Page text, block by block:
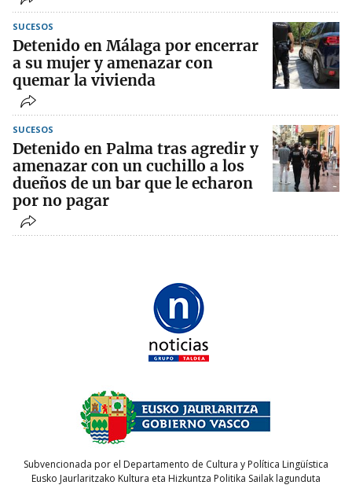
SUCESOS
Detenido en Málaga por encerrar
a su mujer y amenazar con
quemar la vivienda
SUCESOS
Detenido en Palma tras agredir y
amenazar con un cuchillo a los
dueños de un bar que le echaron
por no pagar
Subvencionada por el Departamento de Cultura y Política Lingüística
Eusko Jaurlaritzako Kultura eta Hizkuntza Politika Sailak lagunduta